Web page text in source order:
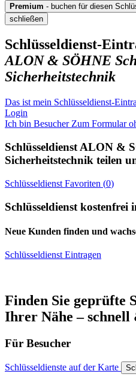
Premium - buchen für diesen
schließen
Schlüsseldienst-
ALON & SÖHNE
Sicherheitstechnik
Das ist mein Schlüsseldienst-
Login
Ich bin Besucher Zum Formular
Schlüsseldienst ALON &
Sicherheitstechnik teilen
Schlüsseldienst Favoriten (0)
Schlüsseldienst
Neue Kunden finden und
Schlüsseldienst Eintragen
Finden Sie geprüfte
Ihrer Nähe – schnell
Für Besucher
Schlüsseldienste auf der Karte